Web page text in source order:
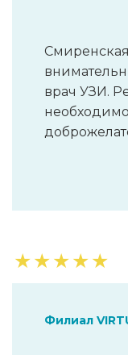
врач УЗИ.
★★★★★
Филиал